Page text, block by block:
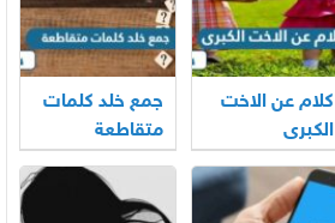
كلام عن الاخت
الكبرى
جمع خلد كلمات
متقاطعة